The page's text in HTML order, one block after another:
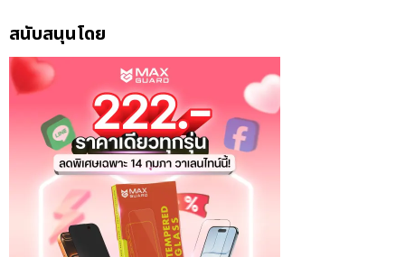
สนับสนุนโดย